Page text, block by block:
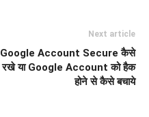
Next article
Google Account Secure कैसे
रखे या Google Account को हैक
होने से कैसे बचाये